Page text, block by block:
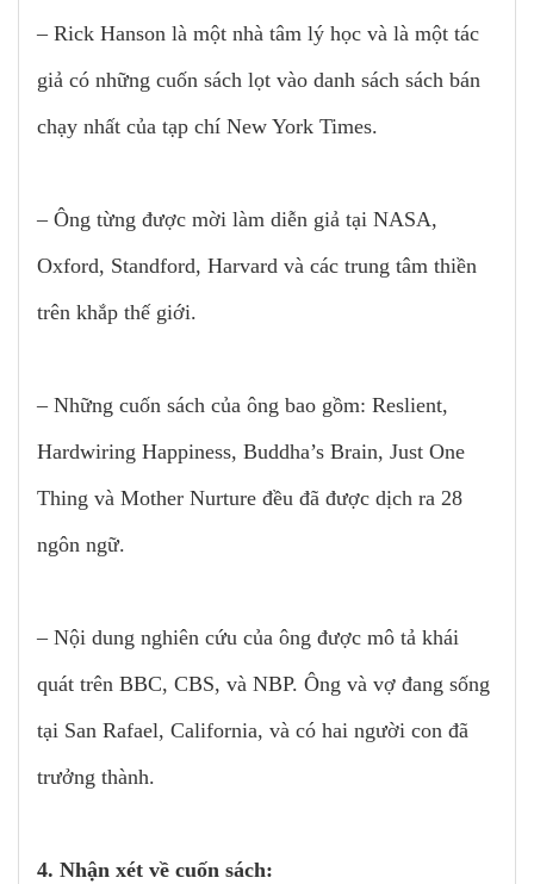
– Rick Hanson là một nhà tâm lý học và là một tác
giả có những cuốn sách lọt vào danh sách sách bán
chạy nhất của tạp chí New York Times.
– Ông từng được mời làm diễn giả tại NASA,
Oxford, Standford, Harvard và các trung tâm thiền
trên khắp thế giới.
– Những cuốn sách của ông bao gồm: Reslient,
Hardwiring Happiness, Buddha’s Brain, Just One
Thing và Mother Nurture đều đã được dịch ra 28
ngôn ngữ.
– Nội dung nghiên cứu của ông được mô tả khái
quát trên BBC, CBS, và NBP. Ông và vợ đang sống
tại San Rafael, California, và có hai người con đã
trưởng thành.
4. Nhận xét về cuốn sách: